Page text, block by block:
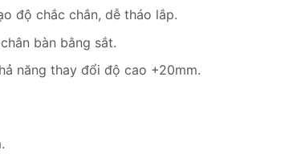
độ chắc chắn, dễ tháo lắp.
bàn bằng sắt.
năng thay đổi độ cao +20mm.